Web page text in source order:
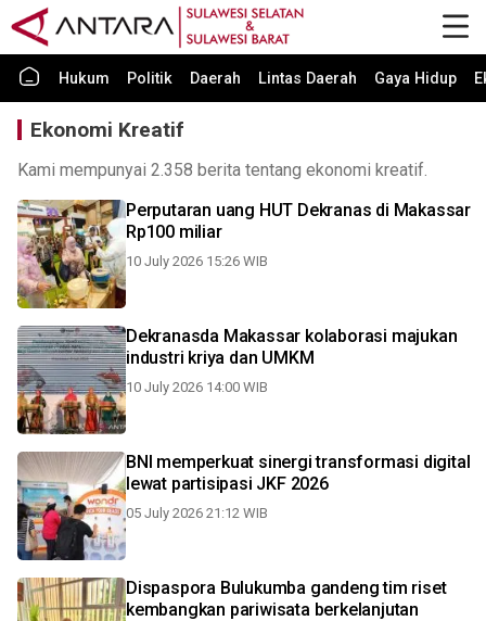
Hukum Politik Daerah Lintas Daerah Gaya Hidup
Ekonomi Kreatif
Kami mempunyai 2.358 berita tentang ekonomi kreatif.
Perputaran uang HUT Dekranas di Makassar
Rp100 miliar
10 July 2026 15:26 WIB
Dekranasda Makassar kolaborasi majukan
industri kriya dan UMKM
10 July 2026 14:00 WIB
BNI memperkuat sinergi transformasi digital
lewat partisipasi JKF 2026
05 July 2026 21:12 WIB
Dispaspora Bulukumba gandeng tim riset
kembangkan pariwisata berkelanjutan